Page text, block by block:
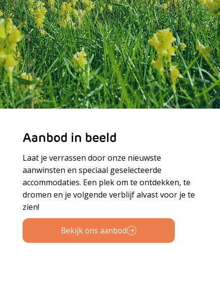
Aanbod in beeld
Laat je verrassen door onze nieuwste
aanwinsten en speciaal geselecteerde
accommodaties. Een plek om te ontdekken, te
dromen en je volgende verblijf alvast voor je te
zien!
Bekijk ons aanbod